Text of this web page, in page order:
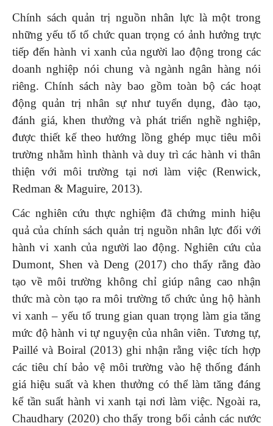
Chính sách quản trị nguồn nhân lực là một trong
những yếu tố tổ chức quan trọng có ảnh hưởng trực
tiếp đến hành vi xanh của người lao động trong các
doanh nghiệp nói chung và ngành ngân hàng nói
riêng. Chính sách này bao gồm toàn bộ các hoạt
động quản trị nhân sự như tuyển dụng, đào tạo,
đánh giá, khen thưởng và phát triển nghề nghiệp,
được thiết kế theo hướng lồng ghép mục tiêu môi
trường nhằm hình thành và duy trì các hành vi thân
thiện với môi trường tại nơi làm việc (Renwick,
Redman & Maguire, 2013).
Các nghiên cứu thực nghiệm đã chứng minh hiệu
quả của chính sách quản trị nguồn nhân lực đối với
hành vi xanh của người lao động. Nghiên cứu của
Dumont, Shen và Deng (2017) cho thấy rằng đào
tạo về môi trường không chỉ giúp nâng cao nhận
thức mà còn tạo ra môi trường tổ chức ủng hộ hành
vi xanh – yếu tố trung gian quan trọng làm gia tăng
mức độ hành vi tự nguyện của nhân viên. Tương tự,
Paillé và Boiral (2013) ghi nhận rằng việc tích hợp
các tiêu chí bảo vệ môi trường vào hệ thống đánh
giá hiệu suất và khen thưởng có thể làm tăng đáng
kể tần suất hành vi xanh tại nơi làm việc. Ngoài ra,
Chaudhary (2020) cho thấy trong bối cảnh các nước